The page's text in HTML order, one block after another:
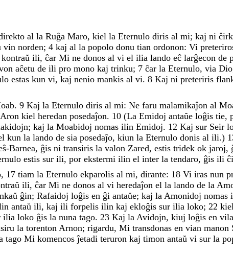
al la Ruĝa Maro, kiel la Eternulo diris al mi; kaj ni
vin norden; 4 kaj al la popolo donu tian ordonon: Vi
kontraŭ ili, ĉar Mi ne donos al vi el ilia lando eĉ larĝecon de
aĉetu de ili pro mono kaj trinku; 7 ĉar la Eternulo, via Dio
estas kun vi, kaj nenio mankis al vi. 8 Kaj ni preteriris
. 9 Kaj la Eternulo diris al mi: Ne faru malamikaĵon al
Aron kiel heredan posedaĵon. 10 (La Emidoj antaŭe loĝis tie,
; kaj la Moabidoj nomas ilin Emidoj. 12 Kaj sur Seir
kun la lando de sia posedaĵo, kiun la Eternulo donis al ili.)
Barnea, ĝis ni transiris la valon Zared, estis tridek ok jaroj,
estis sur ili, por ekstermi ilin el inter la tendaro, ĝis ili
, 17 tiam la Eternulo ekparolis al mi, dirante: 18 Vi iras nun
ili, ĉar Mi ne donos al vi heredaĵon el la lando de la
ĝin; Rafaidoj loĝis en ĝi antaŭe; kaj la Amonidoj nomas
antaŭ ili, kaj ili forpelis ilin kaj ekloĝis sur ilia loko; 22 kiel
ilia loko ĝis la nuna tago. 23 Kaj la Avidojn, kiuj loĝis en
la torenton Arnon; rigardu, Mi transdonas en vian manon
tago Mi komencosĵetadi teruron kaj timon antaŭ vi sur la